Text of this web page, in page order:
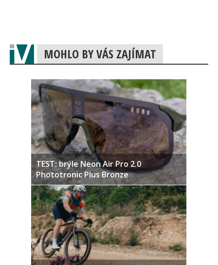
MOHLO BY VÁS ZAJÍMAT
TEST: brýle Neon Air Pro 2.0
Phototronic Plus Bronze